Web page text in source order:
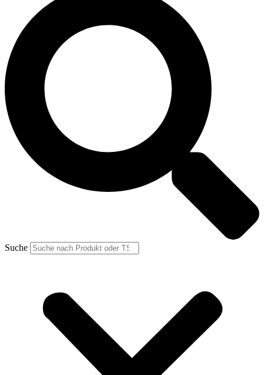
Suche